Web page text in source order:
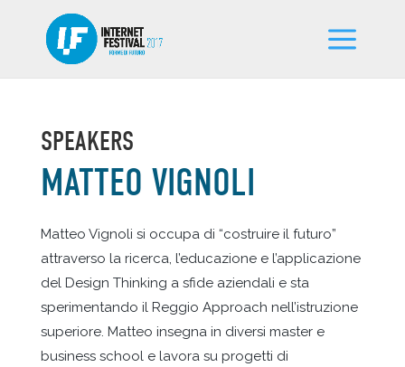
SPEAKERS
MATTEO VIGNOLI
Matteo Vignoli si occupa di “costruire il futuro”
attraverso la ricerca, l’educazione e l’applicazione
del Design Thinking a sfide aziendali e sta
sperimentando il Reggio Approach nell’istruzione
superiore. Matteo insegna in diversi master e
business school e lavora su progetti di